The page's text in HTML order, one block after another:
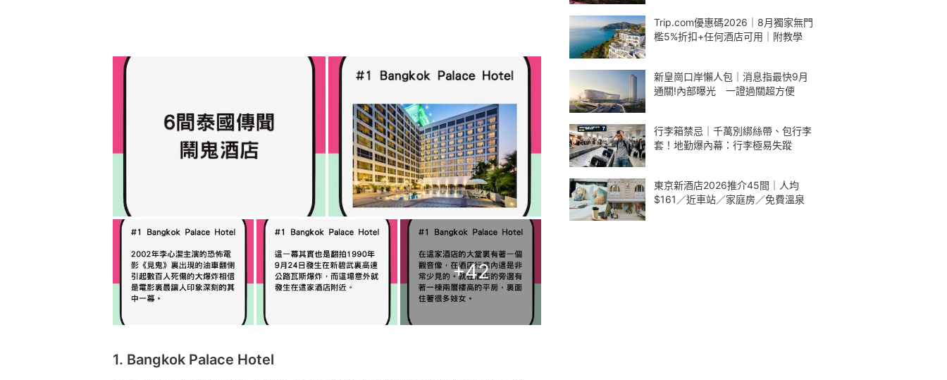
+42
1. Bangkok Palace Hotel
Trip.com優惠碼2026｜8月獨家無門
檻5%折扣+任何酒店可用｜附教學
新皇崗口岸懶人包｜消息指最快9月
通關!內部曝光 一證過關超方便
行李箱禁忌｜千萬別綁絲帶、包行李
套！地勤爆內幕：行李極易失蹤
東京新酒店2026推介45間｜人均
$161／近車站／家庭房／免費溫泉